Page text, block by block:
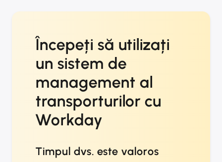
Începeți să utilizați
un sistem de
management al
transporturilor cu
Workday
Timpul dvs. este valoros